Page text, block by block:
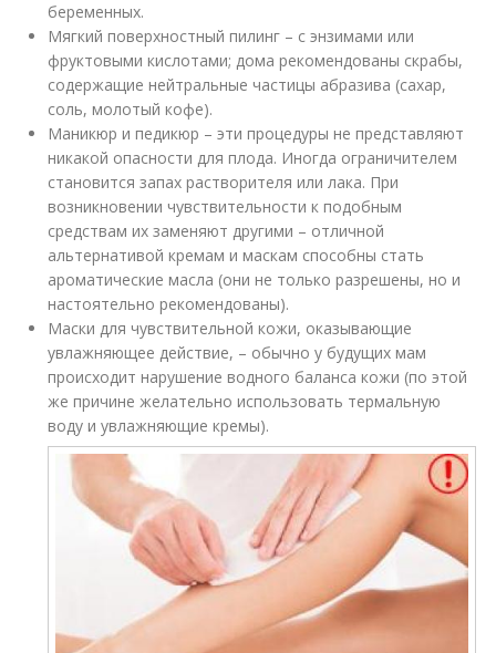
беременных.
Мягкий поверхностный пилинг – с энзимами или
фруктовыми кислотами; дома рекомендованы скрабы,
содержащие нейтральные частицы абразива (сахар,
соль, молотый кофе).
Маникюр и педикюр – эти процедуры не представляют
никакой опасности для плода. Иногда ограничителем
становится запах растворителя или лака. При
возникновении чувствительности к подобным
средствам их заменяют другими – отличной
альтернативой кремам и маскам способны стать
ароматические масла (они не только разрешены, но и
настоятельно рекомендованы).
Маски для чувствительной кожи, оказывающие
увлажняющее действие, – обычно у будущих мам
происходит нарушение водного баланса кожи (по этой
же причине желательно использовать термальную
воду и увлажняющие кремы).